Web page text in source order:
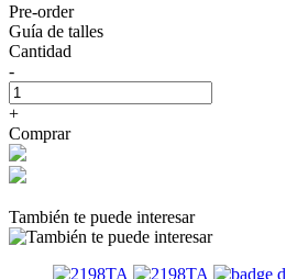
Pre-order
Guía de talles
Cantidad
-
+
Comprar
También te puede interesar